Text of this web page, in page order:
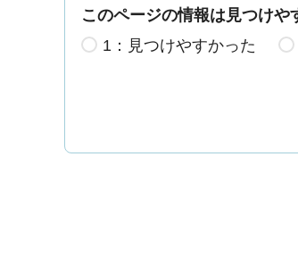
このページの情報は見つけや
1：見つけやすかった